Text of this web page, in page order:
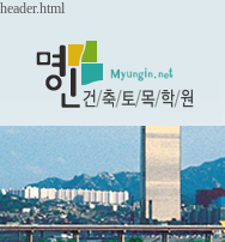
header.html